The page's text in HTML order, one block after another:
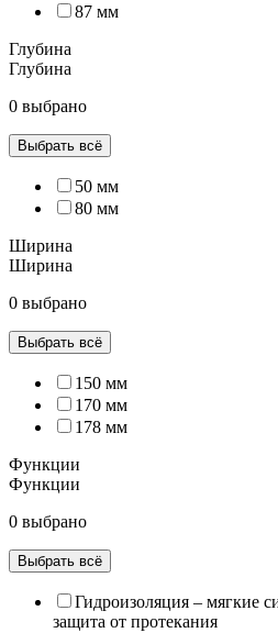
87 мм
Глубина
Глубина
0 выбрано
Выбрать всё
50 мм
80 мм
Ширина
Ширина
0 выбрано
Выбрать всё
150 мм
170 мм
178 мм
Функции
Функции
0 выбрано
Выбрать всё
Гидроизоляция – мягкие
защита от протекания